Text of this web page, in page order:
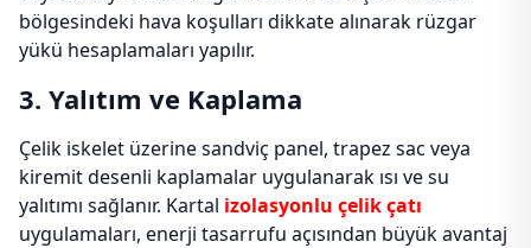
bölgesindeki hava koşulları dikkate alınarak rüzgar
yükü hesaplamaları yapılır.
3. Yalıtım ve Kaplama
Çelik iskelet üzerine sandviç panel, trapez sac veya
kiremit desenli kaplamalar uygulanarak ısı ve su
yalıtımı sağlanır. Kartal izolasyonlu çelik çatı
uygulamaları, enerji tasarrufu açısından büyük avantaj